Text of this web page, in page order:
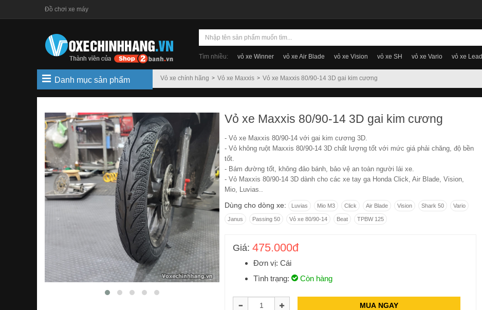
Đồ chơi xe máy
Tìm nhiều: vỏ xe Winner vỏ xe Air Blade vỏ xe Vision vỏ xe SH vỏ xe Vario vỏ xe Lead
Vỏ xe chính hãng Vỏ xe Maxxis Vỏ xe Maxxis 80/90-14 3D gai kim cương
Danh mục sản phẩm
Vỏ xe Maxxis 80/90-14 3D gai kim cương
- Vỏ xe Maxxis 80/90-14 với gai kim cương 3D.
- Vỏ không ruột Maxxis 80/90-14 3D chất lượng tốt với mức giá phải chăng, độ bền
tốt.
- Bám đường tốt, không đảo bánh, bảo vệ an toàn người lái xe.
- Vỏ Maxxis 80/90-14 3D dành cho các xe tay ga Honda Click, Air Blade, Vision,
Mio, Luvias..
Dùng cho dòng xe: Luvias Mio M3 Click Air Blade Vision Shark 50 Vario
Janus Passing 50 Vỏ xe 80/90-14 Beat TPBW 125
Giá: 475.000đ
Đơn vị: Cái
Tình trạng:
Còn hàng
MUA NGAY